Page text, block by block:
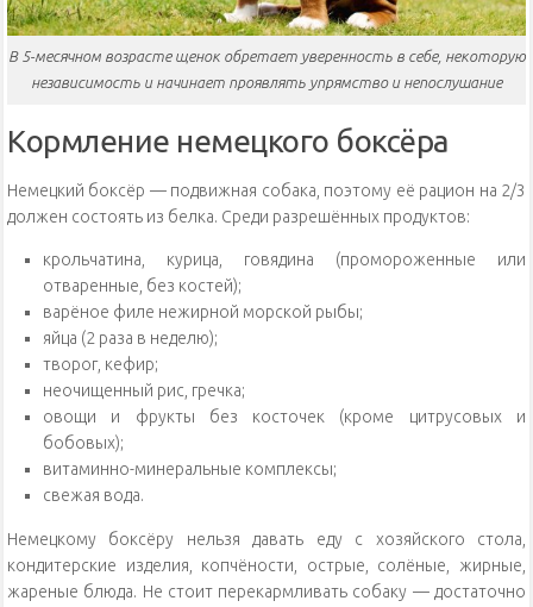
В 5-месячном возрасте щенок обретает уверенность в себе, некоторую
независимость и начинает проявлять упрямство и непослушание
Кормление немецкого боксёра
Немецкий боксёр — подвижная собака, поэтому её рацион на 2/3
должен состоять из белка. Среди разрешённых продуктов:
крольчатина, курица, говядина (промороженные или
отваренные, без костей);
варёное филе нежирной морской рыбы;
яйца (2 раза в неделю);
творог, кефир;
неочищенный рис, гречка;
овощи и фрукты без косточек (кроме цитрусовых и
бобовых);
витаминно-минеральные комплексы;
свежая вода.
Немецкому боксёру нельзя давать еду с хозяйского стола,
кондитерские изделия, копчёности, острые, солёные, жирные,
жареные блюда. Не стоит перекармливать собаку — достаточно